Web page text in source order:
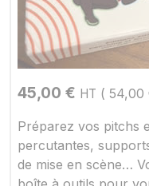
45,00 € HT ( 54,00
Préparez vos pitchs
percutantes,
de mise en scène…